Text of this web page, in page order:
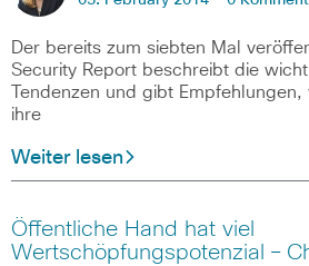
Der bereits zum siebten Mal
Security Report beschreibt die
Tendenzen und gibt
ihre
Weiter lesen
Öffentliche Hand hat viel
Wertschöpfungspotenzial –